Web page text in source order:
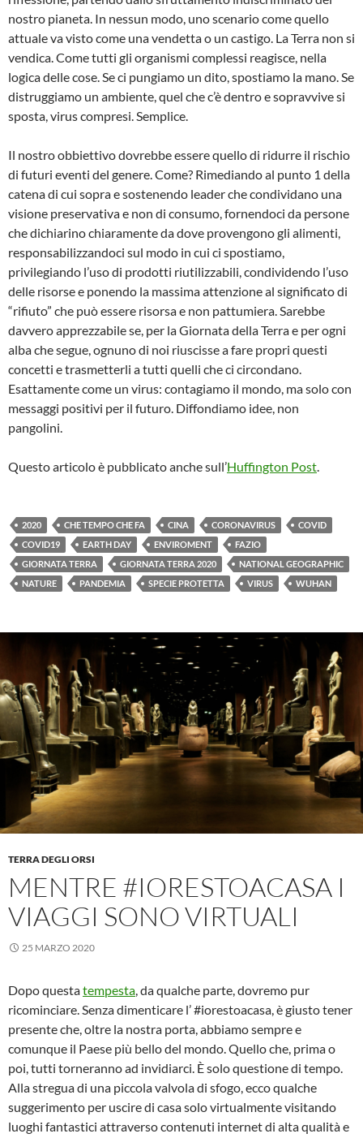
nostro pianeta. In nessun modo, uno scenario come quello
attuale va visto come una vendetta o un castigo. La Terra non si
vendica. Come tutti gli organismi complessi reagisce, nella
logica delle cose. Se ci pungiamo un dito, spostiamo la mano. Se
distruggiamo un ambiente, quel che c’è dentro e sopravvive si
sposta, virus compresi. Semplice.
Il nostro obbiettivo dovrebbe essere quello di ridurre il rischio
di futuri eventi del genere. Come? Rimediando al punto 1 della
catena di cui sopra e sostenendo leader che condividano una
visione preservativa e non di consumo, fornendoci da persone
che dichiarino chiaramente da dove provengono gli alimenti,
responsabilizzandoci sul modo in cui ci spostiamo,
privilegiando l’uso di prodotti riutilizzabili, condividendo l’uso
delle risorse e ponendo la massima attenzione al significato di
“rifiuto” che può essere risorsa e non pattumiera. Sarebbe
davvero apprezzabile se, per la Giornata della Terra e per ogni
alba che segue, ognuno di noi riuscisse a fare propri questi
concetti e trasmetterli a tutti quelli che ci circondano.
Esattamente come un virus: contagiamo il mondo, ma solo con
messaggi positivi per il futuro. Diffondiamo idee, non
pangolini.
Questo articolo è pubblicato anche sull’Huffington Post.
2020 CHE TEMPO CHE FA CINA CORONAVIRUS
COVID
COVID19
EARTH DAY ENVIROMENT
FAZIO
GIORNATA TERRA
GIORNATA TERRA 2020
NATIONAL GEOGRAPHIC
NATURE
PANDEMIA SPECIE PROTETTA VIRUS WUHAN
TERRA DEGLI ORSI
MENTRE #IORESTOACASA I
VIAGGI SONO VIRTUALI
25 MARZO 2020
Dopo questatempesta, da qualche parte, dovremo pur
ricominciare. Senza dimenticare l’ #iorestoacasa, è giusto tener
presente che, oltre la nostra porta, abbiamo sempre e
comunque il Paese più bello del mondo. Quello che, prima o
poi, tutti torneranno ad invidiarci. È solo questione di tempo.
Alla stregua di una piccola valvola di sfogo, ecco qualche
suggerimento per uscire di casa solo virtualmente visitando
luoghi fantastici attraverso contenuti internet di alta qualità e